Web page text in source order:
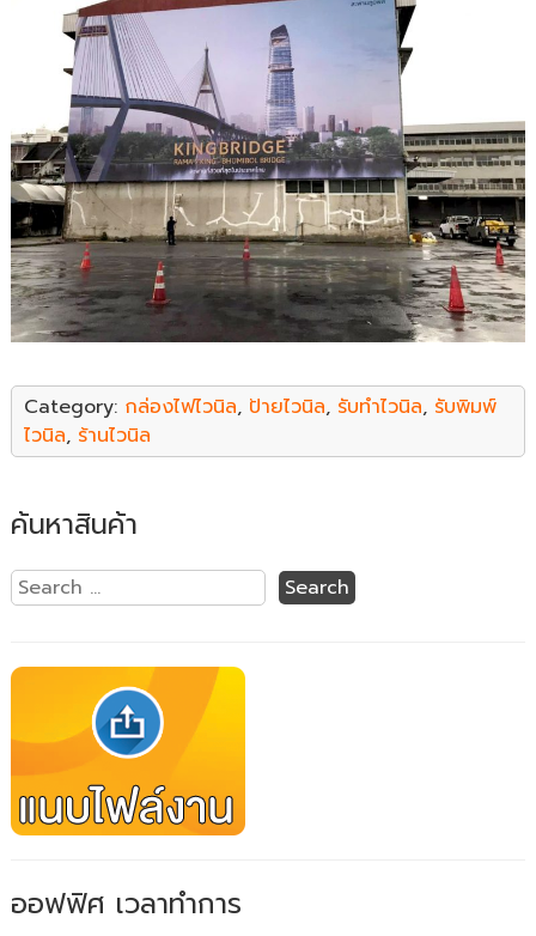
Category: กล่องไฟไวนิล, ป้ายไวนิล, รับทำไวนิล, รับพิมพ์
ไวนิล, ร้านไวนิล
ค้นหาสินค้า
ออฟฟิศ เวลาทำการ